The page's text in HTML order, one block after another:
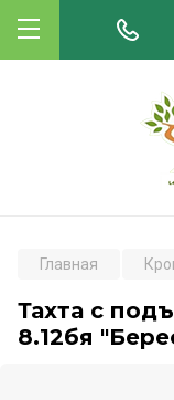
Главная
Тахта с
8.12бя